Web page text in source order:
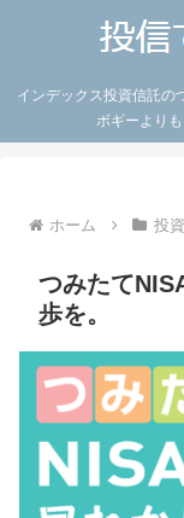
インデックス投資信託の
ボギーより
ホーム 投
つみたて
歩を。